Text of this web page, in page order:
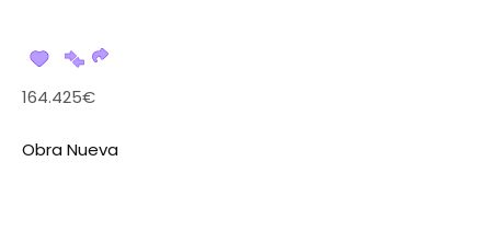
164.425€
Obra Nueva